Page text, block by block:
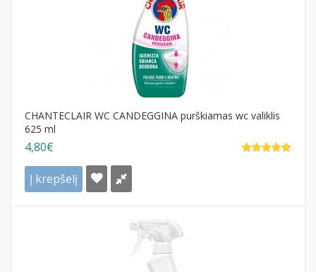
CHANTECLAIR WC CANDEGGINA purškiamas wc valiklis
625 ml
4,80€
Į krepšelį